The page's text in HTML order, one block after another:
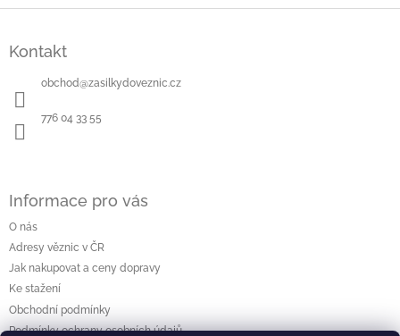
Kontakt
obchod@zasilkydoveznic.cz
776 04 33 55
Informace pro vás
O nás
Adresy věznic v ČR
Jak nakupovat a ceny dopravy
Ke stažení
Obchodní podmínky
Podmínky ochrany osobních údajů